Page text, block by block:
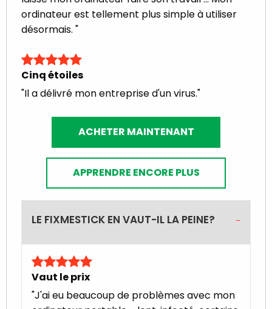
ordinateur est tellement plus simple à utiliser
désormais. "
Cinq étoiles
"Il a délivré mon entreprise d'un virus."
ACHETER MAINTENANT
APPRENDRE ENCORE PLUS
LE FIXMESTICK EN VAUT-IL LA PEINE?
Vaut le prix
"J'ai eu beaucoup de problèmes avec mon